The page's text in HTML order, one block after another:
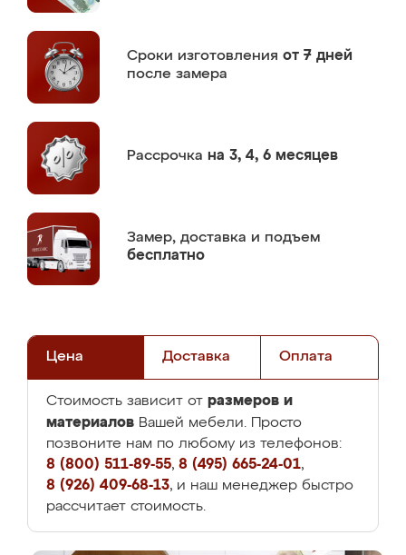
Сроки изготовления от 7 дней
после замера
Рассрочка на 3, 4, 6 месяцев
Замер, доставка и подъем
бесплатно
Цена Доставка Оплата
Стоимость зависит от размеров и
материалов Вашей мебели. Просто
позвоните нам по любому из телефонов:
8 (800) 511-89-55, 8 (495) 665-24-01,
8 (926) 409-68-13, и наш менеджер быстро
рассчитает стоимость.